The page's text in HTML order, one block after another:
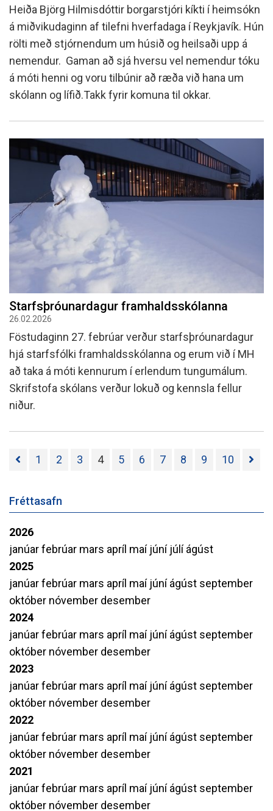
Heiða Björg Hilmisdóttir borgarstjóri kíkti í heimsókn
á miðvikudaginn af tilefni hverfadaga í Reykjavík. Hún
rölti með stjórnendum um húsið og heilsaði upp á
nemendur. Gaman að sjá hversu vel nemendur tóku
á móti henni og voru tilbúnir að ræða við hana um
skólann og lífið.Takk fyrir komuna til okkar.
Starfsþróunardagur framhaldsskólanna
26.02.2026
Föstudaginn 27. febrúar verður starfsþróunardagur
hjá starfsfólki framhaldsskólanna og erum við í MH
að taka á móti kennurum í erlendum tungumálum.
Skrifstofa skólans verður lokuð og kennsla fellur
niður.
1 2 3 4 5 6 7 8 9 10
Fréttasafn
2026
janúarfebrúar mars apríl maí júní júlíágúst
2025
janúarfebrúar mars apríl maí júníágúst september
október nóvember desember
2024
janúarfebrúar mars apríl maí júníágúst september
október nóvember desember
2023
janúarfebrúar mars apríl maí júníágúst september
október nóvember desember
2022
janúarfebrúar mars apríl maí júníágúst september
október nóvember desember
2021
janúarfebrúar mars apríl maí júníágúst september
október nóvember desember